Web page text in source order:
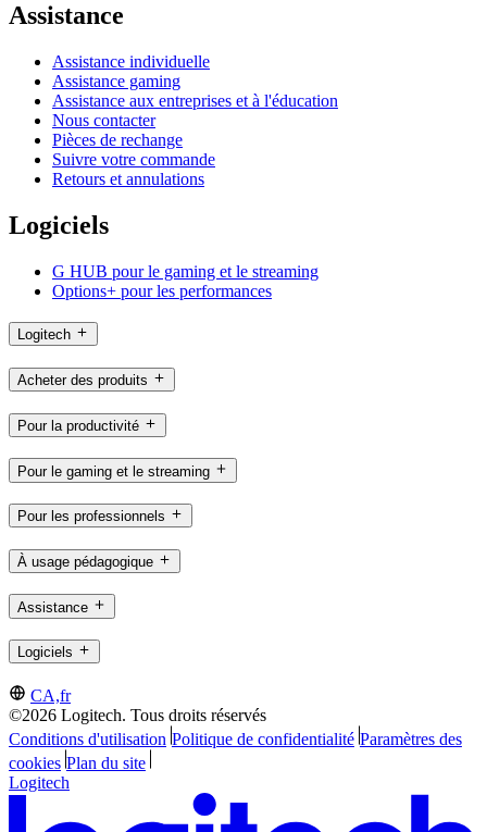
Assistance
Assistance individuelle
Assistance gaming
Assistance aux entreprises et à l'éducation
Nous contacter
Pièces de rechange
Suivre votre commande
Retours et annulations
Logiciels
G HUB pour le gaming et le streaming
Options+ pour les performances
Logitech
Acheter des produits
Pour la productivité
Pour le gaming et le streaming
Pour les professionnels
À usage pédagogique
Assistance
Logiciels
CA,fr
©2026 Logitech. Tous droits réservés
Conditions d'utilisation Politique de confidentialité Paramètres des
cookies Plan du site
Logitech